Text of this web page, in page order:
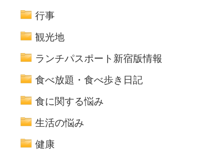
行事
観光地
ランチパスポート新宿版情報
食べ放題・食べ歩き日記
食に関する悩み
生活の悩み
健康